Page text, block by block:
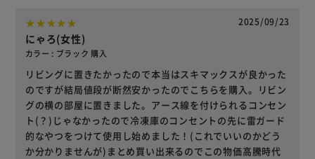
2025/09/23
にゃろ(女性)
カラー : ブラック 購入
リビングに置きたかったので本当はスキマックスが良かった
のですが結局値段が断然安かったのでこちらを購入。リビン
グの横の部屋に置きました。アース線を付けられるコンセン
ト(？)じゃなかったので冷凍庫のコンセントの先に雷ガード
的なやつをつけて使用し始めました！(これでいいのかどう
か分かりませんが)まとめ買い出来るのでこの物価高騰時代